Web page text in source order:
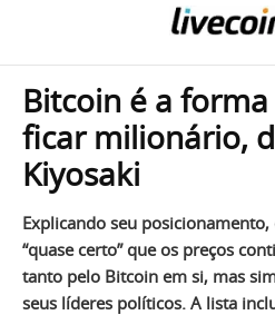
Bitcoin é a
ficar milionário,
Kiyosaki
Explicando seu
“quase certo” que os preços
tanto pelo Bitcoin em si, mas
seus líderes políticos. A lista